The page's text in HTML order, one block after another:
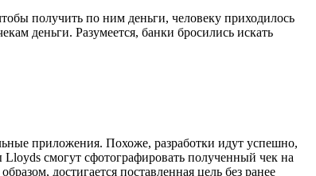
получить по ним деньги, человеку приходилось
деньги. Разумеется, банки бросились искать
приложения. Похоже, разработки идут успешно,
смогут сфотографировать полученный чек на
достигается поставленная цель без ранее